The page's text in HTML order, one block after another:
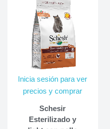
Inicia sesión para ver
precios y comprar
Schesir
Esterilizado y